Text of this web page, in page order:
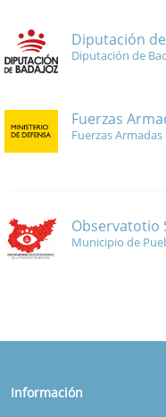
Diputación
Diputación de
Fuerzas
Fuerzas Armadas
Observatotio
Municipio de
Información